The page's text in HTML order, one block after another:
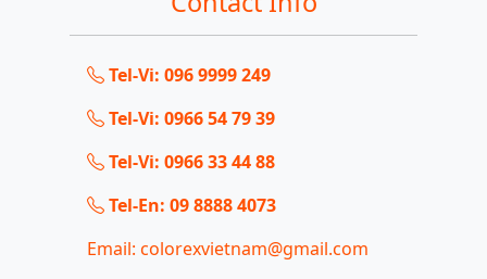
Tel-Vi: 096 9999 249
Tel-Vi: 0966 54 79 39
Tel-Vi: 0966 33 44 88
Tel-En: 09 8888 4073
Email: colorexvietnam@gmail.com